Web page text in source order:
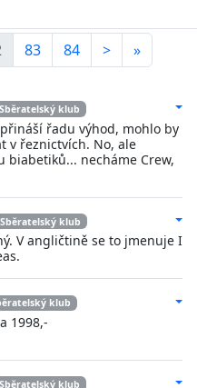
83 84 > »
Sběratelský klub
řadu výhod, mohlo by
v řeznictvích. No, ale
biabetiků... necháme Crew,
Sběratelský klub
V angličtině se to jmenuje I
klub
1998,-
Sběratelský klub